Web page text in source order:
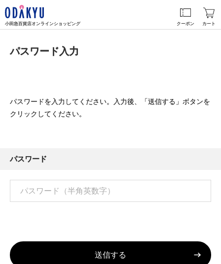
小田急百貨店オンラインショッピング クーポン カート
パスワード入力
パスワードを入力してください。入力後、「送信する」ボタンを
クリックしてください。
パスワード